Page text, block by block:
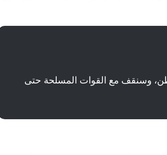
وسنقف مع القوات المسلحة حتى